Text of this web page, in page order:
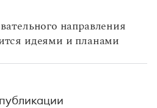
направления
идеями и планами